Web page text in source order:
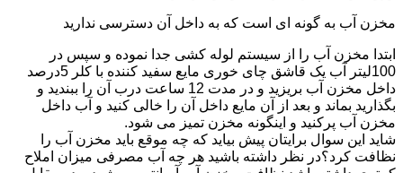
مخزن آب به گونه ای است که به داخل آن دسترسی ندارید
ابتدا مخزن آب را از سیستم لوله کشی جدا نموده و سپس در
100لیتر آب یک قاشق چای خوری مایع سفید کننده با کلر 5درصد
داخل مخزن آب بریزید و در مدت 12 ساعت درب آن را ببندید و
بگذارید بماند و بعد از آن مایع داخل آن را خالی کنید و آب داخل
مخزن آب پرکنید و اینگونه مخزن تمیز می شود.
شاید این سوال برایتان پیش بیاید که چه موقع باید مخزن آب را
نظافت کرد؟در نظر داشته باشید هر چه آب مصرفی میزان املاح